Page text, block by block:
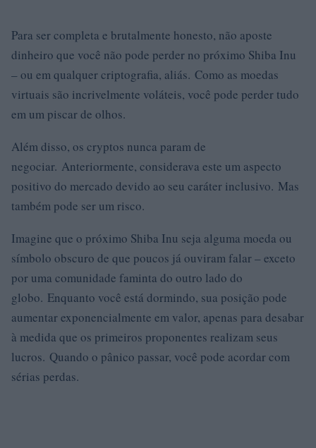
Para ser completa e brutalmente honesto, não aposte
dinheiro que você não pode perder no próximo Shiba Inu
– ou em qualquer criptografia, aliás. Como as moedas
virtuais são incrivelmente voláteis, você pode perder tudo
em um piscar de olhos.
Além disso, os cryptos nunca param de
negociar. Anteriormente, considerava este um aspecto
positivo do mercado devido ao seu caráter inclusivo. Mas
também pode ser um risco.
Imagine que o próximo Shiba Inu seja alguma moeda ou
símbolo obscuro de que poucos já ouviram falar – exceto
por uma comunidade faminta do outro lado do
globo. Enquanto você está dormindo, sua posição pode
aumentar exponencialmente em valor, apenas para desabar
à medida que os primeiros proponentes realizam seus
lucros. Quando o pânico passar, você pode acordar com
sérias perdas.